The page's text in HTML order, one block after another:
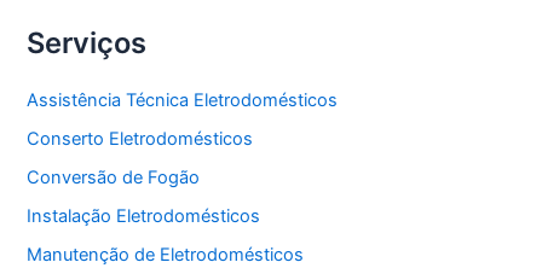
Serviços
Assistência Técnica Eletrodomésticos
Conserto Eletrodomésticos
Conversão de Fogão
Instalação Eletrodomésticos
Manutenção de Eletrodomésticos